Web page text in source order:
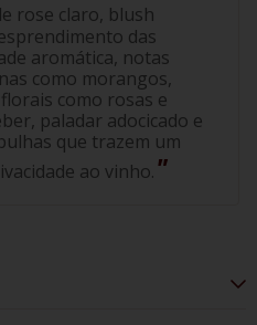
rose claro, blush
das
aromática, notas
como morangos,
como rosas e
paladar adocicado e
que trazem um
ao vinho.